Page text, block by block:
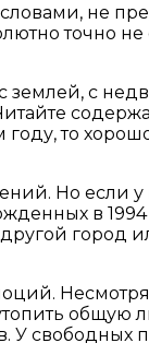
не
точно не
землей, с
году, то
Но если у
в
другой город
Несмотря
общую
У свободных